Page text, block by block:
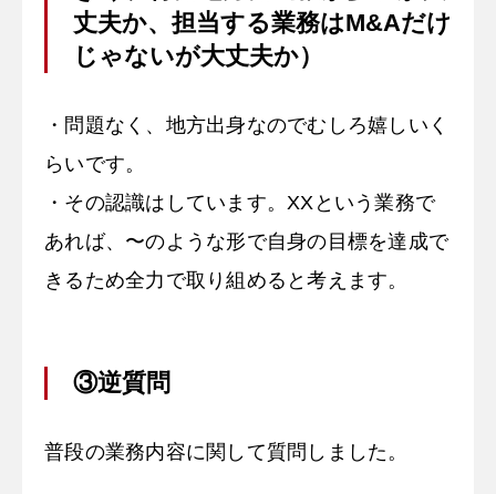
丈夫か、担当する業務はM&Aだけ
じゃないが大丈夫か）
・問題なく、地方出身なのでむしろ嬉しいく
らいです。
・その認識はしています。XXという業務で
あれば、〜のような形で自身の目標を達成で
きるため全力で取り組めると考えます。
③逆質問
普段の業務内容に関して質問しました。